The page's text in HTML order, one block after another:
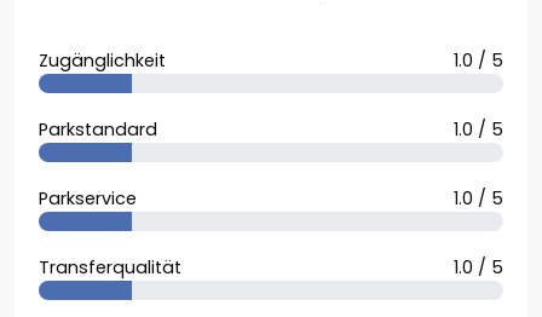
Zugänglichkeit 1.0 / 5
Parkstandard 1.0 / 5
Parkservice 1.0 / 5
Transferqualität 1.0 / 5